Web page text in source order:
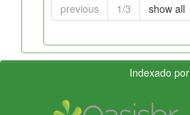
previous 1/3 show all
Indexado por